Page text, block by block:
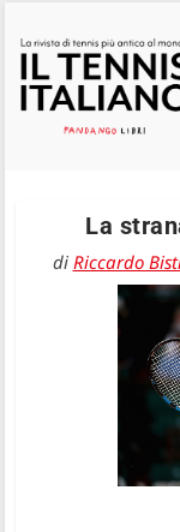
La
di Riccardo